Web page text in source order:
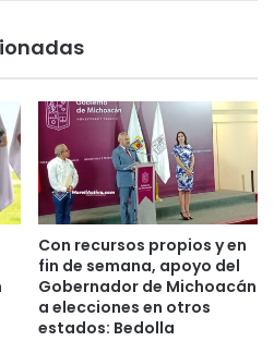
Con recursos propios y en
fin de semana, apoyo del
Gobernador de Michoacán
a elecciones en otros
estados: Bedolla